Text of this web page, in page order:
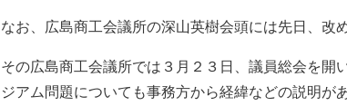
なお、広島商工会議所の深山英樹会頭には先日、改
その広島商工会議所では３月２３日、議員総会を開
ジアム問題についても事務方から経緯などの説明があ